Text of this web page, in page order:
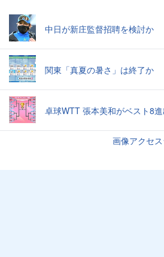
中日が新庄監督招聘を検討か
関東「真夏の暑さ」は終了か
卓球WTT 張本美和がベスト8進
画像アクセ